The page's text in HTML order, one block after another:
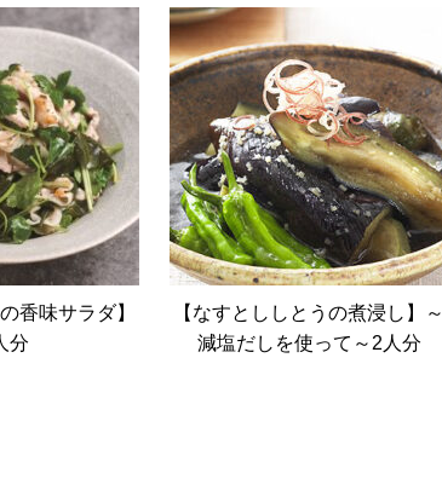
香味サラダ】
分
【なすとししとうの煮浸し】～
減塩だしを使って～2人分